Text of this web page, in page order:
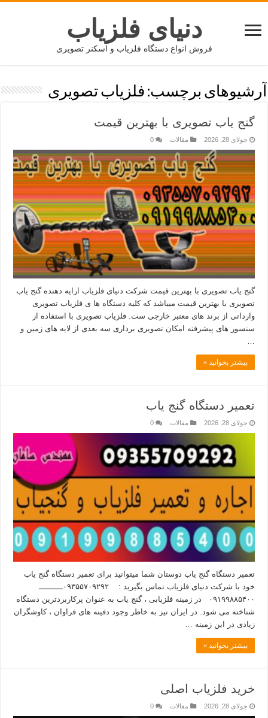
دنیای فلزیاب
فروش انواع دستگاه فلزیاب و اسکنر تصویری
آرشیوهای برچسب: فلزیاب تصویری
گنج یاب تصویری با بهترین قیمت
جولای 28, 2026 مقالات 0
گنج یاب تصویری با بهترین قیمت شرکت دنیای فلزیاب ارایه دهنده گنج یاب
تصویری با بهترین قیمت میباشد که کلیه دستگاه ها ی فلزیاب تصویری
وارداتی از برند های معتبر خارجی ست. فلزیاب تصویری با استفاده از
سنسور های پیشرفته امکان تصویری برداری سه بعدی از لایه های زمین و
بیشتر بخوانید »
تعمیر دستگاه گنج یاب
جولای 28, 2026 مقالات 0
تعمیر دستگاه گنج یاب دوستان شما میتوانید برای تعمیر دستگاه گنج یاب
خود با شرکت دنیای فلزیاب تماس بگیرید : ۰۹۳۵۵۷۰۹۲۹۲ــــــــــ
۰۹۱۹۹۸۸۵۴۰۰ در زمینه فلزیابی ، گنج یاب به عنوان پرکاربردترین دستگاه
شناخته می شود. در ایران نیز به خاطر وجود دفینه های فراوان ، کاوشگران
زیادی در این زمینه …
بیشتر بخوانید »
خرید فلزیاب اصلی
جولای 28, 2026 مقالات 0